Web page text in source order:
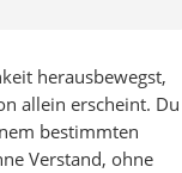
herausbewegst,
allein erscheint. Du
bestimmten
Verstand, ohne